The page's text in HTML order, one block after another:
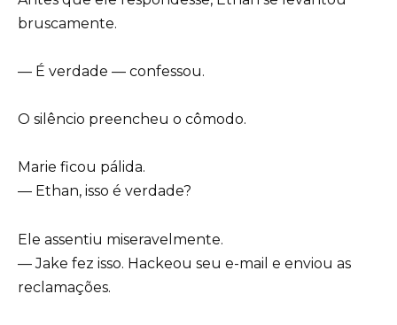
bruscamente.
— É verdade — confessou.
O silêncio preencheu o cômodo.
Marie ficou pálida.
— Ethan, isso é verdade?
Ele assentiu miseravelmente.
— Jake fez isso. Hackeou seu e-mail e enviou as
reclamações.